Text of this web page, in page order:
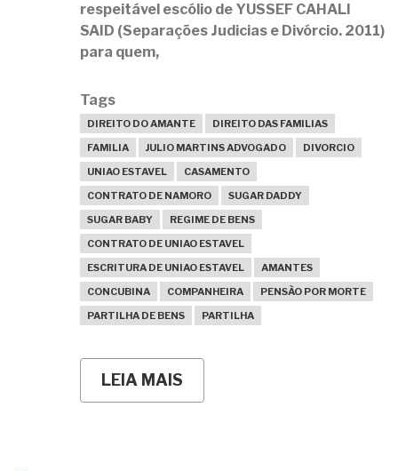
respeitável escólio de YUSSEF CAHALI
SAID (Separações Judicias e Divórcio. 2011)
para quem,
Tags
DIREITO DO AMANTE
DIREITO DAS FAMILIAS
FAMILIA
JULIO MARTINS ADVOGADO
DIVORCIO
UNIAO ESTAVEL
CASAMENTO
CONTRATO DE NAMORO
SUGAR DADDY
SUGAR BABY
REGIME DE BENS
CONTRATO DE UNIAO ESTAVEL
ESCRITURA DE UNIAO ESTAVEL
AMANTES
CONCUBINA
COMPANHEIRA
PENSÃO POR MORTE
PARTILHA DE BENS
PARTILHA
LEIA MAIS